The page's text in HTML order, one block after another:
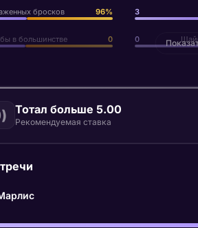
бросков 96% 3
в большинстве 0 0
Тотал больше 5.00
Рекомендуемая ставка